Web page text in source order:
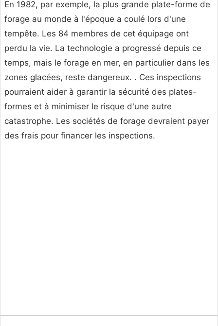
En 1982, par exemple, la plus grande plate-forme de
forage au monde à l'époque a coulé lors d'une
tempête. Les 84 membres de cet équipage ont
perdu la vie. La technologie a progressé depuis ce
temps, mais le forage en mer, en particulier dans les
zones glacées, reste dangereux. . Ces inspections
pourraient aider à garantir la sécurité des plates-
formes et à minimiser le risque d'une autre
catastrophe. Les sociétés de forage devraient payer
des frais pour financer les inspections.